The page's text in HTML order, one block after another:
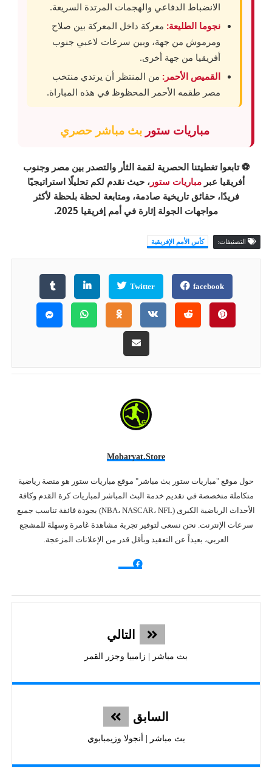
الانضباط الدفاعي والهجمات المرتدة السريعة.
نجوما الطليعة: معركة داخل المعركة بين صلاح
ومرموش من جهة، وبين سرعات لاعبي جنوب
أفريقيا من جهة أخرى.
القميص الأحمر: من المنتظر أن يرتدي منتخب
مصر طقمه الأحمر المحظوظ في هذه المباراة.
مباريات ستور بث مباشر حصري
⚽ تابعوا تغطيتنا الحصرية لقمة الثأر والتصدر بين مصر وجنوب
أفريقيا عبر مباريات ستور ، حيث نقدم لكم تحليلًا استراتيجيًا
فريدًا، حقائق تاريخية صادمة، ومتابعة لحظة بلحظة لأكثر
مواجهات الجولة إثارة في أمم إفريقيا 2025.
التصنيفات: كأس الأمم الإفريقية
facebook
Twitter
Mobaryat.store
حول موقع "مباريات ستور بث مباشر" موقع مباريات ستور هو منصة رياضية
متكاملة متخصصة في تقديم خدمة البث المباشر لمباريات كرة القدم وكافة
الأحداث الرياضية الكبرى (NBA، NASCAR، NFL) بجودة فائقة تناسب جميع
سرعات الإنترنت. نحن نسعى لتوفير تجربة مشاهدة غامرة وسهلة للمشجع
العربي، بعيداً عن التعقيد وبأقل قدر من الإعلانات المزعجة.
التالي
بث مباشر | زامبيا وجزر القمر
السابق
بث مباشر | أنجولا وزيمبابوي